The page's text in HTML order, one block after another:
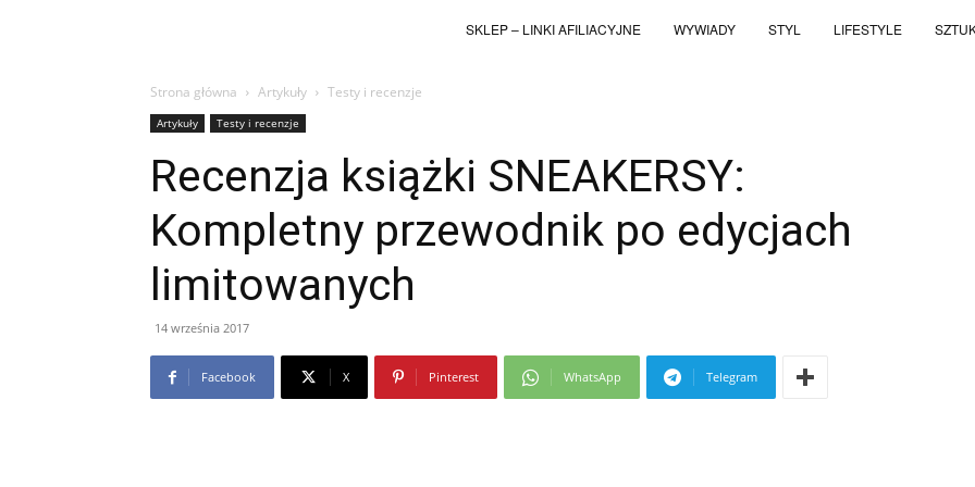
SKLEP – LINKI AFILIACYJNE WYWIADY STYL LIFESTYLE
Strona główna Artykuły Testy i recenzje
Artykuły Testy i recenzje
Recenzja książki SNEAKERSY:
Kompletny przewodnik po edycjach
limitowanych
14 września 2017
Facebook X Pinterest WhatsApp Telegram